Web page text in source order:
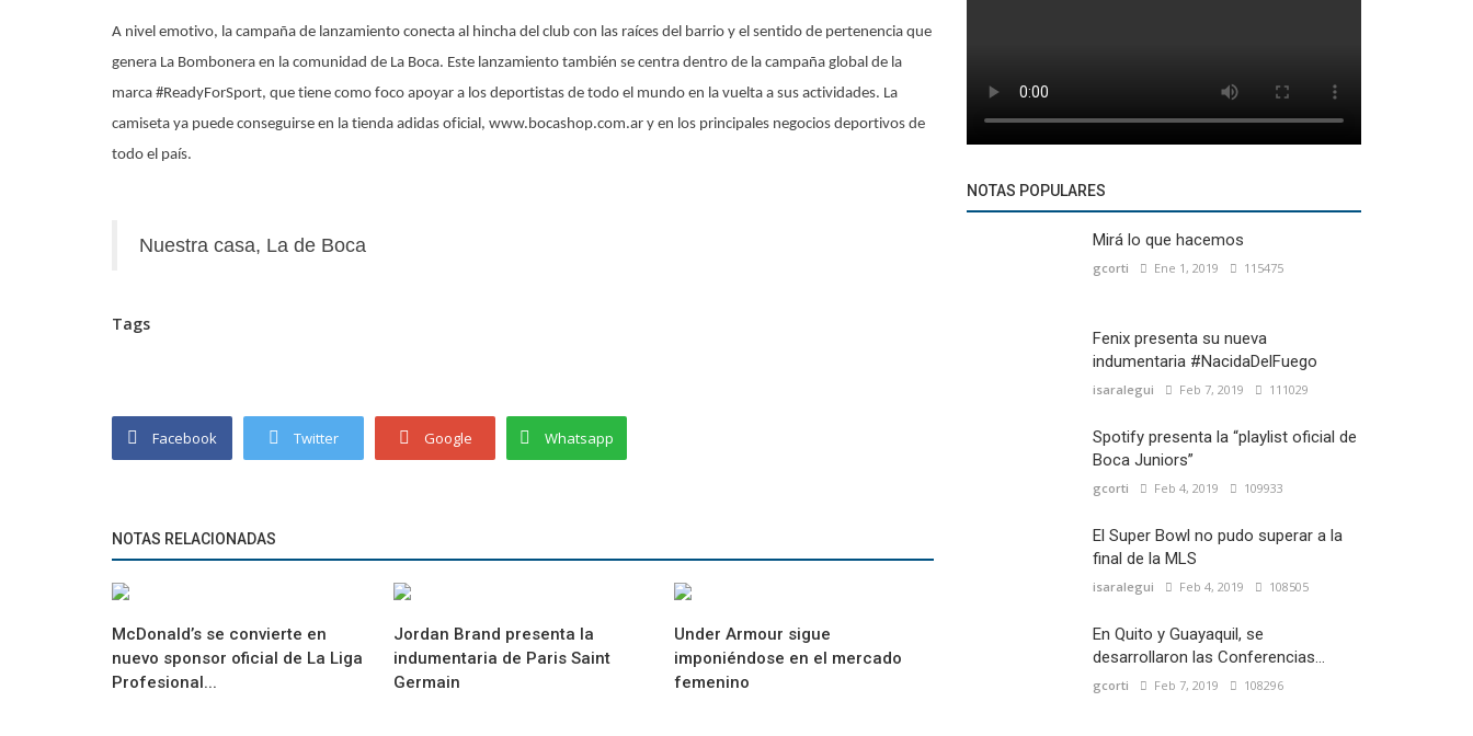
A nivel emotivo, la campaña de lanzamiento conecta al hincha del club con las raíces del barrio y el sentido de pertenencia que
genera La Bombonera en la comunidad de La Boca. Este lanzamiento también se centra dentro de la campaña global de la
marca #ReadyForSport, que tiene como foco apoyar a los deportistas de todo el mundo en la vuelta a sus actividades. La
camiseta ya puede conseguirse en la tienda adidas oficial, www.bocashop.com.ar y en los principales negocios deportivos de
todo el país.
Nuestra casa, La de Boca
Tags
Facebook Twitter Google Whatsapp
NOTAS RELACIONADAS
McDonald’s se convierte en
nuevo sponsor oficial de La Liga
Profesional...
Jordan Brand presenta la
indumentaria de Paris Saint
Germain
Under Armour sigue
imponiéndose en el mercado
femenino
NOTAS POPULARES
Mirá lo que hacemos
gcorti Ene 1, 2019 115475
Fenix presenta su nueva
indumentaria #NacidaDelFuego
isaralegui Feb 7, 2019 111029
Spotify presenta la “playlist oficial de
Boca Juniors”
gcorti Feb 4, 2019 109933
El Super Bowl no pudo superar a la
final de la MLS
isaralegui Feb 4, 2019 108505
En Quito y Guayaquil, se
desarrollaron las Conferencias...
gcorti Feb 7, 2019 108296